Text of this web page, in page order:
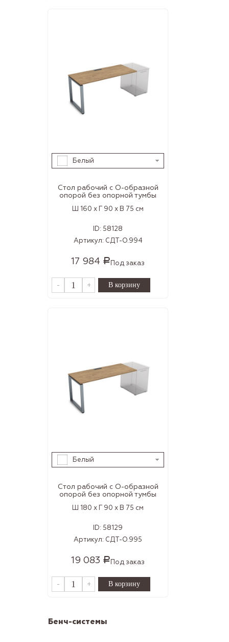
Белый
Стол рабочий с О-образной
опорой без опорной тумбы
Ш 160 x Г 90 x В 75 см
ID: 58128
Артикул: СДТ-О.994
17 984 РПод заказ
- +
Белый
Стол рабочий с О-образной
опорой без опорной тумбы
Ш 180 x Г 90 x В 75 см
ID: 58129
Артикул: СДТ-О.995
19 083 РПод заказ
- +
Бенч-системы